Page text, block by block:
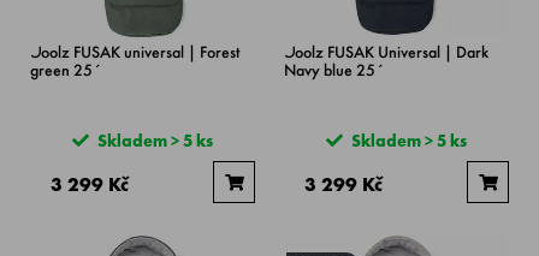
Joolz FUSAK universal | Forest
green 25´
Skladem > 5 ks
3 299 Kč
Joolz FUSAK Universal | Dark
Navy blue 25´
Skladem > 5 ks
3 299 Kč